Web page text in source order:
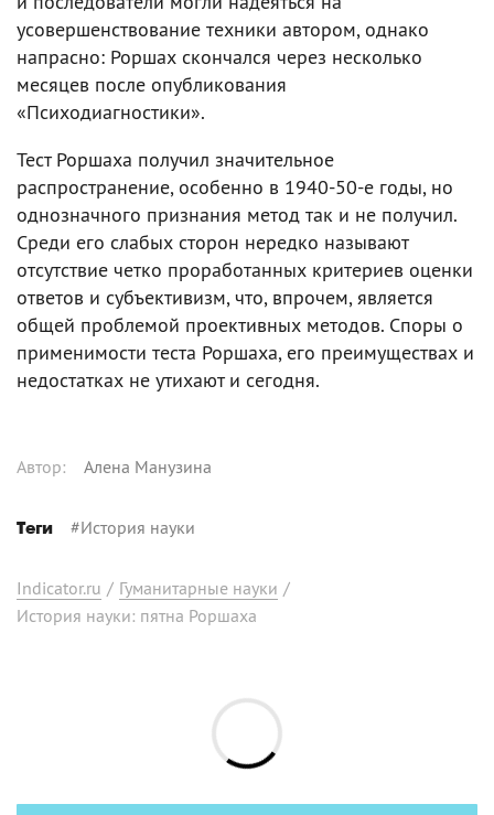
усовершенствование техники автором, однако
напрасно: Роршах скончался через несколько
месяцев после опубликования
«Психодиагностики».
Тест Роршаха получил значительное
распространение, особенно в 1940-50-е годы, но
однозначного признания метод так и не получил.
Среди его слабых сторон нередко называют
отсутствие четко проработанных критериев оценки
ответов и субъективизм, что, впрочем, является
общей проблемой проективных методов. Споры о
применимости теста Роршаха, его преимуществах и
недостатках не утихают и сегодня.
Автор: Алена Манузина
Теги #История науки
Indicator.ru / Гуманитарные науки /
История науки: пятна Роршаха